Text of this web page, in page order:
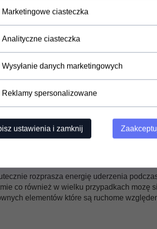
stanowią ok
.
się ratować podkładają ręce. O
i biomechanikami stworzyła
badaniach naukowych
prowadzonych
Snowboardu. Badania potwierdziły że
rozprasza energię uderzenia
co również w wielku przypadkach mozę
elementów które są ruchome
Marketingowe ciasteczka
Analityczne ciasteczka
Wysyłanie danych marketingowych
Reklamy spersonalizowane
ustawienia i zamknij